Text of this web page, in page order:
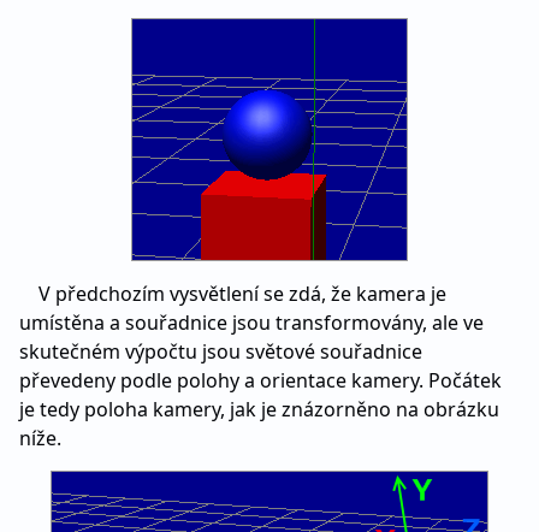
V předchozím vysvětlení se zdá, že kamera je
umístěna a souřadnice jsou transformovány, ale ve
skutečném výpočtu jsou světové souřadnice
převedeny podle polohy a orientace kamery. Počátek
je tedy poloha kamery, jak je znázorněno na obrázku
níže.